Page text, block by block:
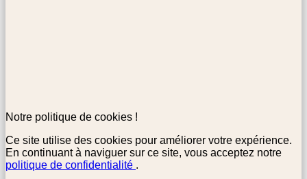
Notre politique de cookies !
Ce site utilise des cookies pour améliorer votre expérience.
En continuant à naviguer sur ce site, vous acceptez notre
politique de confidentialité .